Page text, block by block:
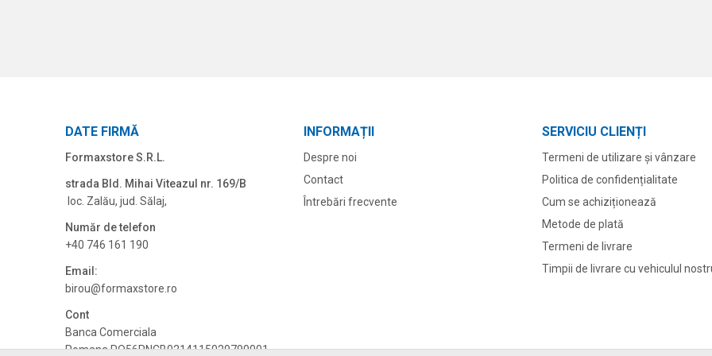
DATE FIRMĂ
Formaxstore S.R.L.
strada Bld. Mihai Viteazul nr. 169/B
loc. Zalău, jud. Sălaj,
Număr de telefon
+40 746 161 190
Email:
birou@formaxstore. ro
Cont
Banca Comerciala
Romana RO56RNCB0214115029790001
INFORMAȚII
Despre noi
Contact
Întrebări frecvente
SERVICIU CLIENȚI
Termeni de utilizare și vânzare
Politica de confidențialitate
Cum se achiziționează
Metode de plată
Termeni de livrare
Timpii de livrare cu vehiculul